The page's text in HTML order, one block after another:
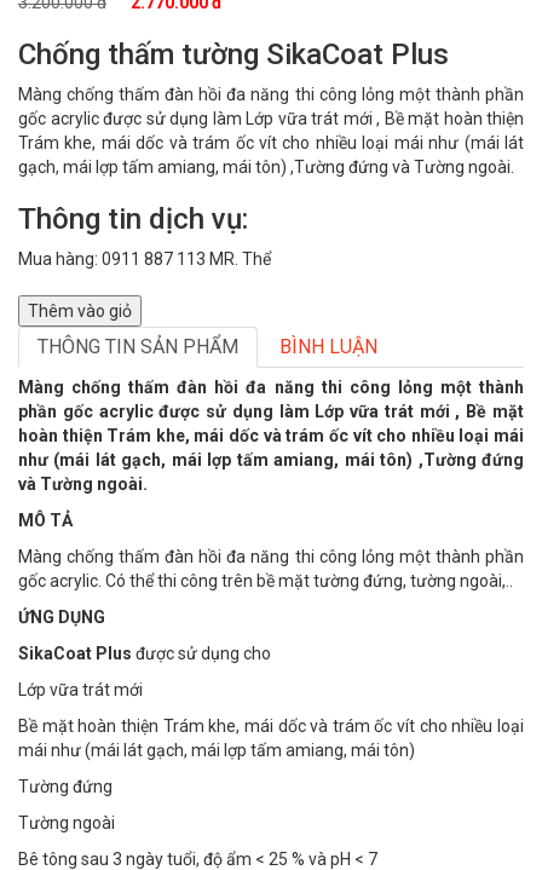
Chống thấm tường SikaCoat Plus
Màng chống thấm đàn hồi đa năng thi công lỏng một thành phần
gốc acrylic được sử dụng làm Lớp vữa trát mới , Bề mặt hoàn thiện
Trám khe, mái dốc và trám ốc vít cho nhiều loại mái như (mái lát
gạch, mái lợp tấm amiang, mái tôn) ,Tường đứng và Tường ngoài.
Thông tin dịch vụ:
Mua hàng: 0911 887 113 MR. Thể
Thêm vào giỏ
THÔNG TIN SẢN PHẨM BÌNH LUẬN
Màng chống thấm đàn hồi đa năng thi công lỏng một thành
phần gốc acrylic được sử dụng làm Lớp vữa trát mới , Bề mặt
hoàn thiện Trám khe, mái dốc và trám ốc vít cho nhiều loại mái
như (mái lát gạch, mái lợp tấm amiang, mái tôn) ,Tường đứng
và Tường ngoài.
MÔ TẢ
Màng chống thấm đàn hồi đa năng thi công lỏng một thành phần
gốc acrylic. Có thể thi công trên bề mặt tường đứng, tường ngoài,..
ỨNG DỤNG
SikaCoat Plus được sử dụng cho
Lớp vữa trát mới
Bề mặt hoàn thiện Trám khe, mái dốc và trám ốc vít cho nhiều loại
mái như (mái lát gạch, mái lợp tấm amiang, mái tôn)
Tường đứng
Tường ngoài
Bê tông sau 3 ngày tuổi, độ ẩm < 25 % và pH < 7